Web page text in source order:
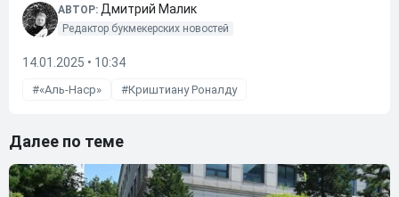
АВТОР: Дмитрий Малик
Редактор букмекерских новостей
14.01.2025 • 10:34
«Аль-Наср» Криштиану Роналду
Далее по теме